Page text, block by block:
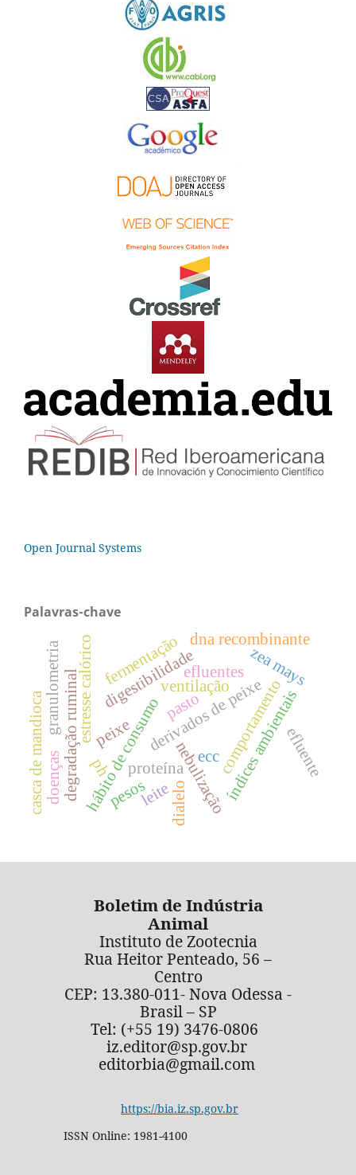
Open Journal Systems
Palavras-chave
peixe derivados de peixe
hábito de consumo comportamento
estresse calórico índices ambientais
nebulização
ventilação
digestibilidade
efluente
fermentação
ph proteína
dna recombinante
zea mays
degradação ruminal
granulometria
casca de mandioca
efluentes
pesos
pasto
doenças leite
ecc
dialelo
Boletim de Indústria
Animal
Instituto de Zootecnia
Rua Heitor Penteado, 56 –
Centro
CEP: 13.380-011- Nova Odessa -
Brasil – SP
Tel: (+55 19) 3476-0806
iz.editor@sp.gov.br
editorbia@gmail.com
https://bia.iz.sp.gov.br
ISSN Online: 1981-4100